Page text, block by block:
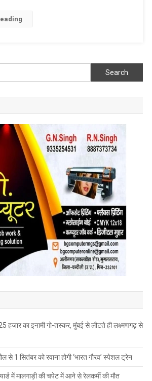
17
ट्रेनों
Search
for:
हजार का इनामी गो-तस्कर, मुंबई से लौटते ही लक्ष्मणगढ़ से
से 1 सितंबर को रवाना होगी ‘भारत गौरव’ स्पेशल ट्रेन
में मालगाड़ी की चपेट में आने से रेलकर्मी की मौत